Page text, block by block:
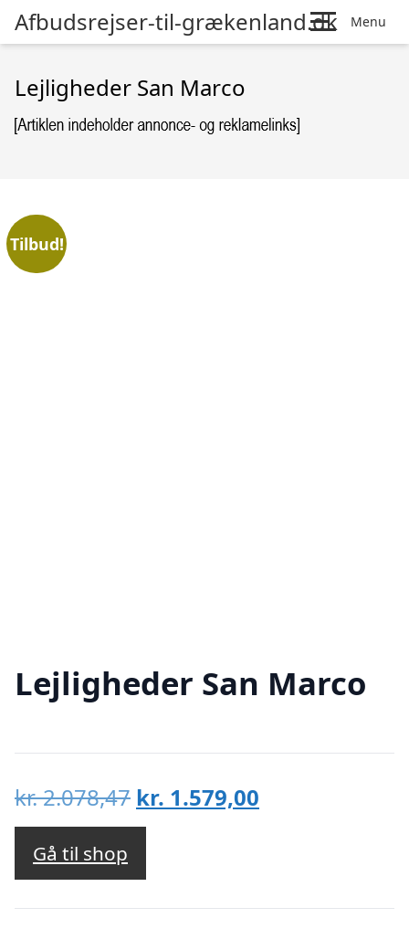
Afbudsrejser-til-grækenland.dk Menu
Lejligheder San Marco
Tilbud!
Lejligheder San Marco
kr.2.078,47 Den
oprindelige
var:
kr. 2.078,47.
kr. 1.579,00
kr. 1.579,00.
Gå til shop